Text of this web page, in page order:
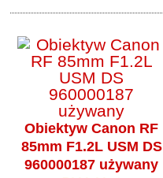
Obiektyw Canon RF
85mm F1.2L USM DS
960000187 używany